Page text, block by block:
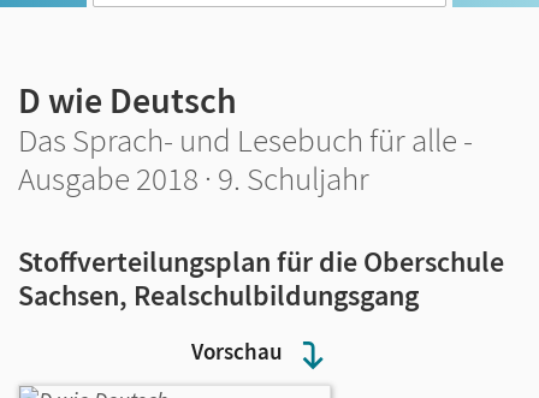
Vorschau
D wie Deutsch
Das Sprach- und Lesebuch für alle -
Ausgabe 2018 · 9. Schuljahr
Stoffverteilungsplan für die Oberschule
Sachsen, Realschulbildungsgang